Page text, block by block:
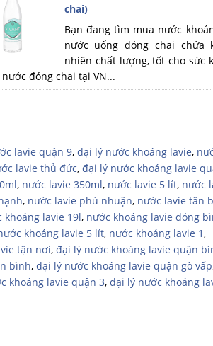
chai)
Bạn đang tìm mua nước
nước uống đóng chai chứa
nhiên chất lượng, tốt cho sức
đóng chai tại VN...
lavie quận 9, đại lý nước khoáng lavie,
lavie thủ đức, đại lý nước khoáng lavie
, nước lavie 350ml, nước lavie 5 lít, nước
, nước lavie phú nhuận, nước lavie tân
khoáng lavie 19l, nước khoáng lavie đóng
khoáng lavie 5 lít, nước khoáng lavie 1 ,
tận nơi, đại lý nước khoáng lavie quận
bình, đại lý nước khoáng lavie quận gò vấp
khoáng lavie quận 3, đại lý nước khoáng